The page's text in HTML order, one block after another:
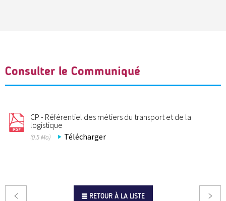
Consulter le Communiqué
CP - Référentiel des métiers du transport et de la
logistique
(0.5 Mo) Télécharger
RETOUR À LA LISTE